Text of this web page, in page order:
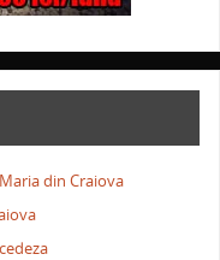
din Craiova